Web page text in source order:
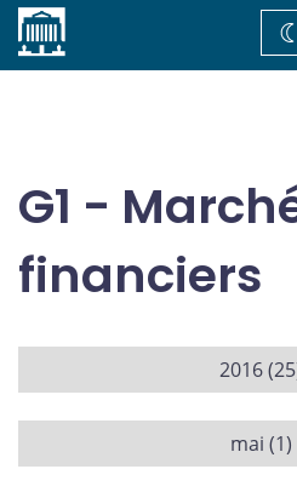
Accueil
G1 -
financiers
2016
mai (1)